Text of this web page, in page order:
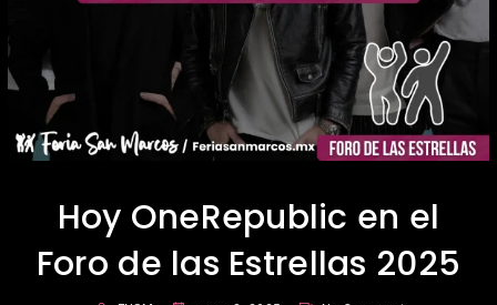
Hoy OneRepublic en el
Foro de las Estrellas 2025